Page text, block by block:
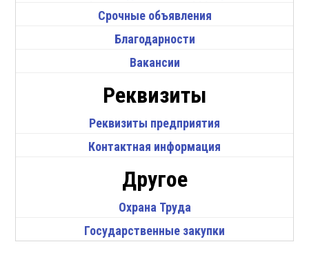
Срочные объявления
Благодарности
Вакансии
Реквизиты
Реквизиты предприятия
Контактная информация
Другое
Охрана Труда
Государственные закупки